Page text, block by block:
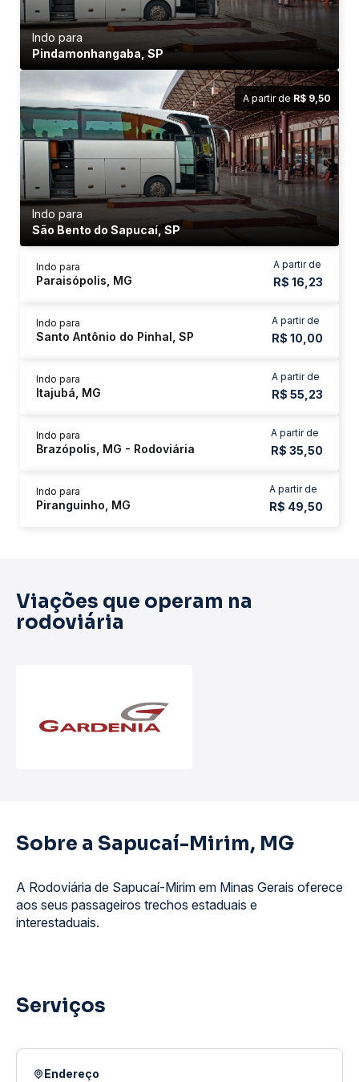
Indo para
Pindamonhangaba, SP
A partir de R$ 9,50
Indo para
São Bento do Sapucaí, SP
A partir de
R$ 16,23
Indo para
Paraisópolis, MG
A partir de
R$ 10,00
Indo para
Santo Antônio do Pinhal, SP
A partir de
R$ 55,23
Indo para
Itajubá, MG
A partir de
R$ 35,50
Indo para
Brazópolis, MG - Rodoviária
A partir de
R$ 49,50
Indo para
Piranguinho, MG
Viações que operam na
rodoviária
Sobre a Sapucaí-Mirim, MG
A Rodoviária de Sapucaí-Mirim em Minas Gerais oferece
aos seus passageiros trechos estaduais e
interestaduais.
Serviços
Endereço